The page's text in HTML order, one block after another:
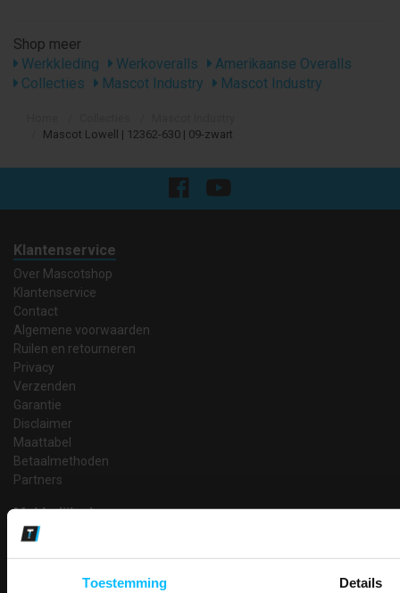
Toestemming Details
Shop meer
Werkkleding
Werkoveralls
Amerikaanse Overalls
Collecties
Mascot Industry Mascot Industry
Mascot Lowell | 12362-630 | 09-zwart
Klantenservice
Over Mascotshop
Klantenservice
Contact
Algemene voorwaarden
Ruilen en retourneren
Privacy
Verzenden
Garantie
Disclaimer
Maattabel
Betaalmethoden
Partners
Makkelijk shoppen
Gratis verzending in Nederland vanaf € 150,- excl. BTW
Bedruk- en borduurservice